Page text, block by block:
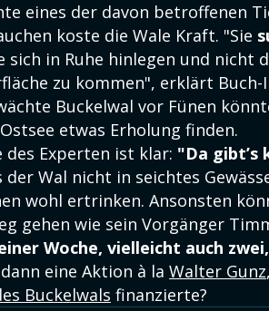
eines der davon betroffenen
koste die Wale Kraft. "Sie
sich in Ruhe hinlegen und nicht
zu kommen", erklärt
Buckelwal vor Fünen
etwas Erholung finden.
des Experten ist klar: "Da gibt’s
der Wal nicht in seichtes
wohl ertrinken. Ansonsten
gehen wie sein Vorgänger
Woche, vielleicht auch
eine Aktion à la Walter Gunz
Buckelwals finanzierte?